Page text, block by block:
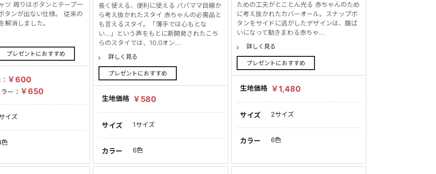
ツ 周りはボタンとテープ一
タンが出ない仕様。 従来の
解消しました。
プレゼントにおすすめ
￥600
ー： ￥650
イズ
色
長く使える、便利に使える パパママ目線か
ら考え抜かれたスタイ 赤ちゃんの必需品と
も言えるスタイ。「薄手では心もとな
い…」という声をもとに新開発されたこち
らのスタイでは、10.0オン...
詳しく見る
プレゼントにおすすめ
生地価格 ￥580
サイズ 1サイズ
カラー 6色
ための工夫がとことん光る 赤ちゃんのため
に考え抜かれたカバーオール。スナップボ
タンをサイドに逃がしたデザインは、腹ば
いになって動きまわる赤ちゃ...
詳しく見る
プレゼントにおすすめ
生地価格 ￥1,480
サイズ 2サイズ
カラー 6色